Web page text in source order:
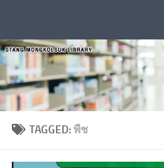
TAGGED:พืช